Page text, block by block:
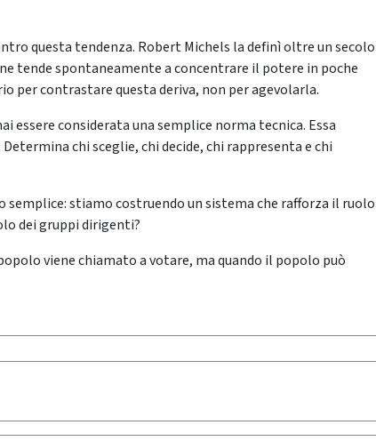
questa tendenza. Robert Michels la definì oltre un
tende spontaneamente a concentrare il potere in poche
per contrastare questa deriva, non per agevolarla.
essere considerata una semplice norma tecnica. Essa
chi sceglie, chi decide, chi rappresenta e chi
stiamo costruendo un sistema che rafforza il ruolo
dei gruppi dirigenti?
viene chiamato a votare, ma quando il popolo può